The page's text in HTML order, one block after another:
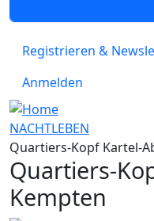
Registrieren &
Anmelden
NACHTLEBEN
Quartiers-Kopf Kartel-
Quartiers-
Kempten